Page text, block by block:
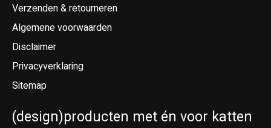
Verzenden & retourneren
Algemene voorwaarden
Disclaimer
Privacyverklaring
Sitemap
(design)producten met én voor katten